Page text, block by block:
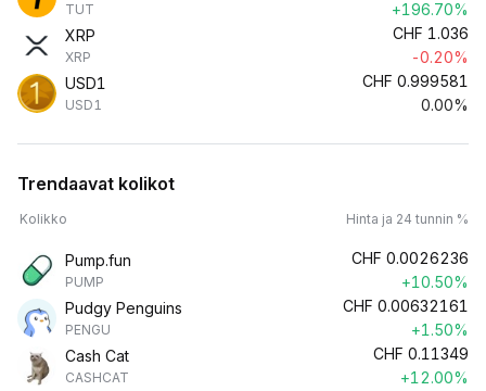
TUT
+196.70%
XRP
XRP
CHF 1.036
-0.20%
USD1
USD1
CHF 0.999581
0.00%
Trendaavat kolikot
Kolikko Hinta ja 24 tunnin %
Pump.fun
PUMP
CHF 0.0026236
+10.50%
Pudgy Penguins
PENGU
CHF 0.00632161
+1.50%
Cash Cat
CASHCAT
CHF 0.11349
+12.00%